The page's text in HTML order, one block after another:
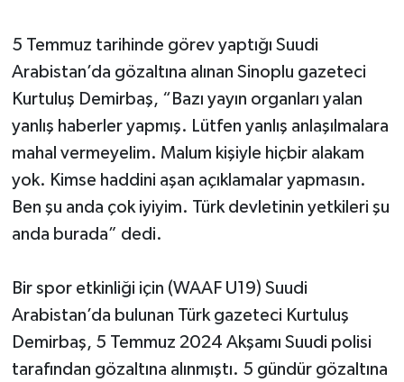
5 Temmuz tarihinde görev yaptığı Suudi
Arabistan’da gözaltına alınan Sinoplu gazeteci
Kurtuluş Demirbaş, “Bazı yayın organları yalan
yanlış haberler yapmış. Lütfen yanlış anlaşılmalara
mahal vermeyelim. Malum kişiyle hiçbir alakam
yok. Kimse haddini aşan açıklamalar yapmasın.
Ben şu anda çok iyiyim. Türk devletinin yetkileri şu
anda burada” dedi.
Bir spor etkinliği için (WAAF U19) Suudi
Arabistan’da bulunan Türk gazeteci Kurtuluş
Demirbaş, 5 Temmuz 2024 Akşamı Suudi polisi
tarafından gözaltına alınmıştı. 5 gündür gözaltına